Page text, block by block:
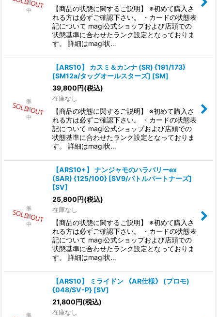
【商品の状態に関するご説明】 ※初めて購入さ
れる方は必ずご確認下さい。 ・カードの状態表
記について magi公式ショップおよび店頭での
状態基準に合わせたランク設定となっておりま
す。 詳細はmagi状…
【ARS10】 カスミ＆カンナ (SR) {191/173}
[SM12a/タッグオールスターズ] [SM]
39,800円(税込)
在庫なし
【商品の状態に関するご説明】 ※初めて購入さ
れる方は必ずご確認下さい。 ・カードの状態表
記について magi公式ショップおよび店頭での
状態基準に合わせたランク設定となっておりま
す。 詳細はmagi状…
【ARS10+】 ナンジャモのハラバリーex
(SAR) {125/100} [SV9/バトルパートナーズ]
[SV]
25,800円(税込)
在庫なし
【商品の状態に関するご説明】 ※初めて購入さ
れる方は必ずご確認下さい。 ・カードの状態表
記について magi公式ショップおよび店頭での
状態基準に合わせたランク設定となっておりま
す。 詳細はmagi状…
【ARS10】 ミライドン 《AR仕様》 (プロモ)
{048/SV-P} [SV]
21,800円(税込)
在庫なし